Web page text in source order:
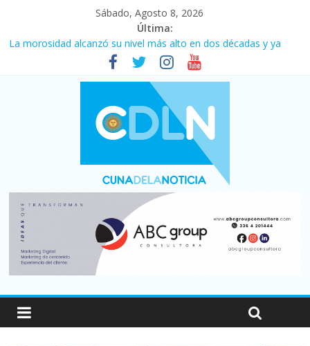
Sábado, Agosto 8, 2026
Última:
Central venció 1 a 0 al River de Coudet en el Monumental
La morosidad alcanzó su nivel más alto en dos décadas y ya
afecta a 400 mil deudores en Santa Fe
Desde que asumió Milei cerraron 41.000 kioscos: el sector
Vacaciones de invierno con más movimiento y consumo
turístico: 4,6 millones de personas viajaron por el país, un 5,9%
Fuerte caída de la venta de autos usados en julio: bajó un 12,6%